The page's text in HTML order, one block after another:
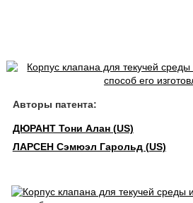
Авторы патента:
ДЮРАНТ Тони Алан (US)
ЛАРСЕН Сэмюэл Гарольд (US)